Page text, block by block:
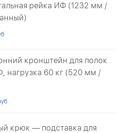
рейка ИФ (1232 мм /
кронштейн для полок
нагрузка 60 кг (520 мм /
крюк — подставка для